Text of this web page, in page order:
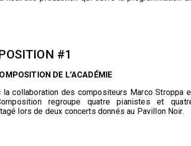
#1
DE L’ACADÉMIE
collaboration des compositeurs Marco Stroppa
regroupe quatre pianistes et
lors de deux concerts donnés au Pavillon Noir.